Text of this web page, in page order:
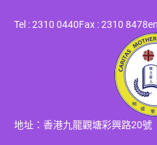
Tel : 2310 0440Fax : 2310 8478
地址：香港九龍觀塘彩興路20號